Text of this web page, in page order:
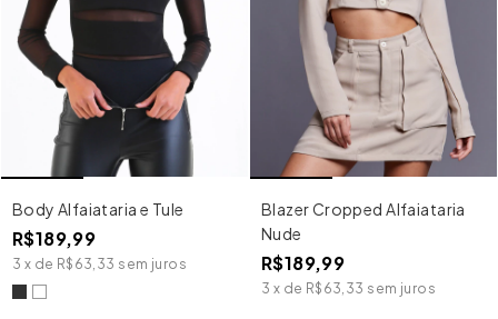
Body Alfaiataria e Tule
R$189,99
3 x de R$63,33 sem juros
Blazer Cropped Alfaiataria
Nude
R$189,99
3 x de R$63,33 sem juros